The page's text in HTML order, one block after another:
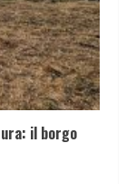
il borgo